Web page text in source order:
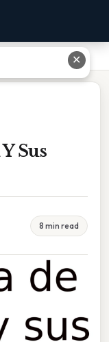
Sus
8 min read
✕